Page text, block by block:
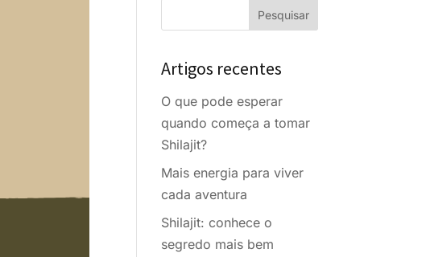
Artigos recentes
O que pode esperar
quando começa a tomar
Shilajit?
Mais energia para viver
cada aventura
Shilajit: conhece o
segredo mais bem